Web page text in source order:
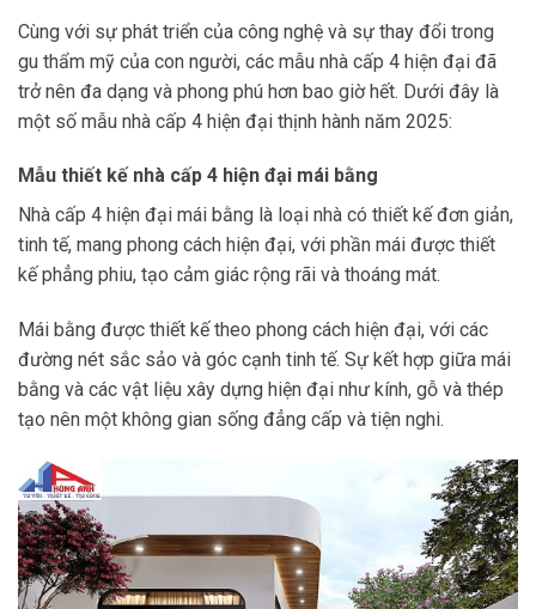
Cùng với sự phát triển của công nghệ và sự thay đổi trong
gu thẩm mỹ của con người, các mẫu nhà cấp 4 hiện đại đã
trở nên đa dạng và phong phú hơn bao giờ hết. Dưới đây là
một số mẫu nhà cấp 4 hiện đại thịnh hành năm 2025:
Mẫu thiết kế nhà cấp 4 hiện đại mái bằng
Nhà cấp 4 hiện đại mái bằng là loại nhà có thiết kế đơn giản,
tinh tế, mang phong cách hiện đại, với phần mái được thiết
kế phẳng phiu, tạo cảm giác rộng rãi và thoáng mát.
Mái bằng được thiết kế theo phong cách hiện đại, với các
đường nét sắc sảo và góc cạnh tinh tế. Sự kết hợp giữa mái
bằng và các vật liệu xây dựng hiện đại như kính, gỗ và thép
tạo nên một không gian sống đẳng cấp và tiện nghi.